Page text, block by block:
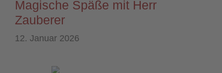
Magische Späße mit Herr
Zauberer
12. Januar 2026